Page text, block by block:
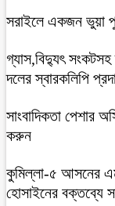
সরাইলে একজন ভুয়া
গ্যাস,বিদ্যুৎ সংকটসহ
দলের স্বারকলিপি
সাংবাদিকতা পেশার
করুন
কুমিল্লা-৫ আসনের
হোসাইনের বক্তব্যে